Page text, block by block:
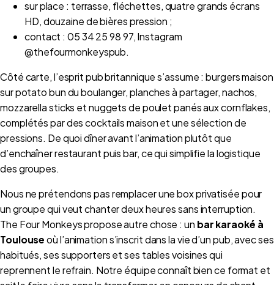
sur place : terrasse, fléchettes, quatre grands écrans
HD, douzaine de bières pression ;
contact : 05 34 25 98 97, Instagram
@thefourmonkeyspub.
Côté carte, l’esprit pub britannique s’assume : burgers maison
sur potato bun du boulanger, planches à partager, nachos,
mozzarella sticks et nuggets de poulet panés aux cornflakes,
complétés par des cocktails maison et une sélection de
pressions. De quoi dîner avant l’animation plutôt que
d’enchaîner restaurant puis bar, ce qui simplifie la logistique
des groupes.
Nous ne prétendons pas remplacer une box privatisée pour
un groupe qui veut chanter deux heures sans interruption.
The Four Monkeys propose autre chose : un bar karaoké à
Toulouseoù l’animation s’inscrit dans la vie d’un pub, avec ses
habitués, ses supporters et ses tables voisines qui
reprennent le refrain. Notre équipe connaît bien ce format et